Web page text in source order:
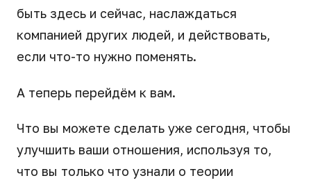
быть здесь и сейчас, наслаждаться
компанией других людей, и действовать,
если что-то нужно поменять.
А теперь перейдём к вам.
Что вы можете сделать уже сегодня, чтобы
улучшить ваши отношения, используя то,
что вы только что узнали о теории